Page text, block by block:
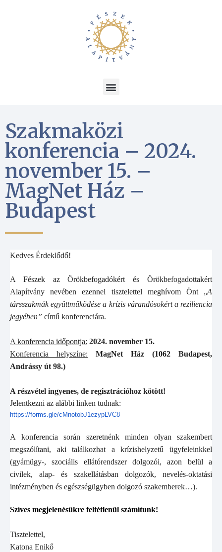
Szakmaközi
konferencia – 2024.
november 15. –
MagNet Ház –
Budapest
Kedves Érdeklődő!
A Fészek az Örökbefogadókért és Örökbefogadottakért
Alapítvány nevében ezennel tisztelettel meghívom Önt „A
társszakmák együttműködése a krízis várandósokért a reziliencia
jegyében” című konferenciára.
A konferencia időpontja: 2024. november 15.
Konferencia helyszíne:
MagNet Ház (1062 Budapest,
Andrássy út 98.)
A részvétel ingyenes, de regisztrációhoz kötött!
Jelentkezni az alábbi linken tudnak:
https://forms.gle/cMnotobJ1ezypLVC8
A konferencia során szeretnénk minden olyan szakembert
megszólítani, aki találkozhat a krízishelyzetű ügyfeleinkkel
(gyámügy-, szociális ellátórendszer dolgozói, azon belül a
civilek, alap- és szakellátásban dolgozók, nevelés-oktatási
intézményben és egészségügyben dolgozó szakemberek…).
Szíves megjelenésükre feltétlenül számítunk!
Tisztelettel,
Katona Enikő